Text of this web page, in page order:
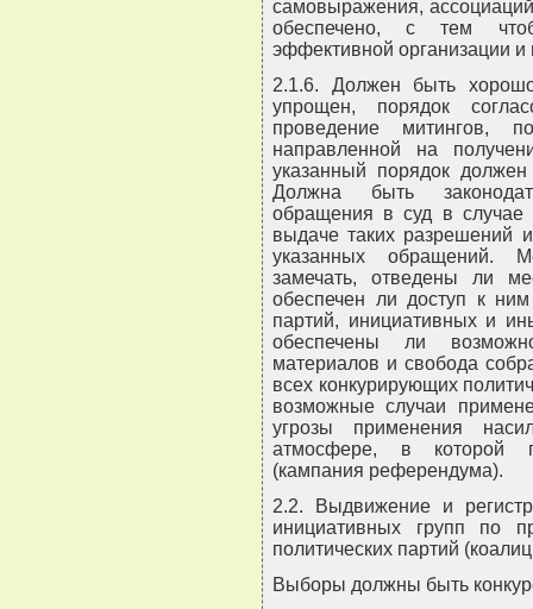
самовыражения,
обеспечено, с тем
эффективной организации
2.1.6. Должен быть
упрощен, порядок
проведение митингов,
направленной на
указанный порядок
Должна быть
обращения в суд в случае
выдаче таких разрешений
указанных обращений.
замечать, отведены ли
обеспечен ли доступ к
партий, инициативных и
обеспечены ли
материалов и свобода
всех конкурирующих
возможные случаи
угрозы применения
атмосфере, в которой
(кампания референдума).
2.2. Выдвижение и
инициативных групп по
политических партий
Выборы должны быть